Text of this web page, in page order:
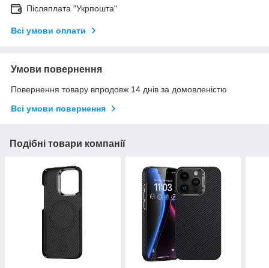
Післяплата "Укрпошта"
Всі умови оплати
Умови повернення
Повернення товару впродовж 14 днів за домовленістю
Всі умови повернення
Подібні товари компанії